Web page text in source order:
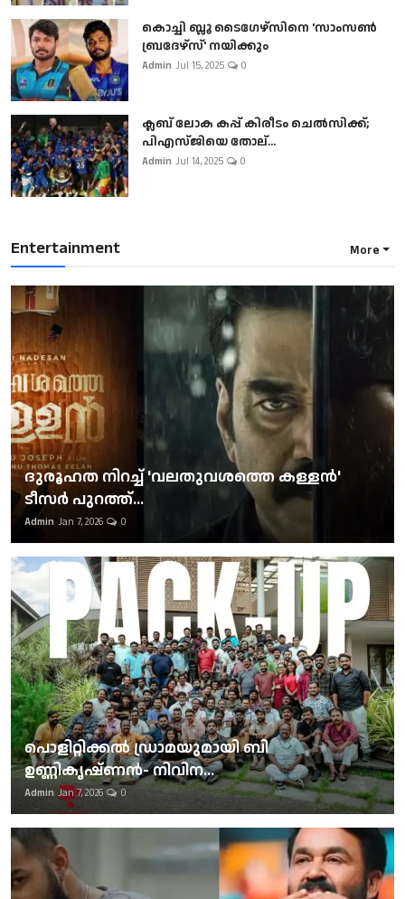
കൊച്ചി ബ്ലൂ ടൈഗേഴ്സിനെ 'സാംസൺ
ബ്രദേഴ്സ്' നയിക്കും
Admin Jul 15, 2025 0
ക്ലബ് ലോക കപ്പ് കിരീടം ചെല്‍സിക്ക്;
പിഎസ്ജിയെ തോല്...
Admin Jul 14, 2025 0
Entertainment More
ദുരൂഹത നിറച്ച് 'വലതുവശത്തെ കള്ളന്‍'
ടീസര്‍ പുറത്ത്...
Admin Jan 7, 2026 0
പൊളിറ്റിക്കല്‍ ഡ്രാമയുമായി ബി
ഉണ്ണികൃഷ്ണന്‍- നിവിന...
Admin Jan 7, 2026 0